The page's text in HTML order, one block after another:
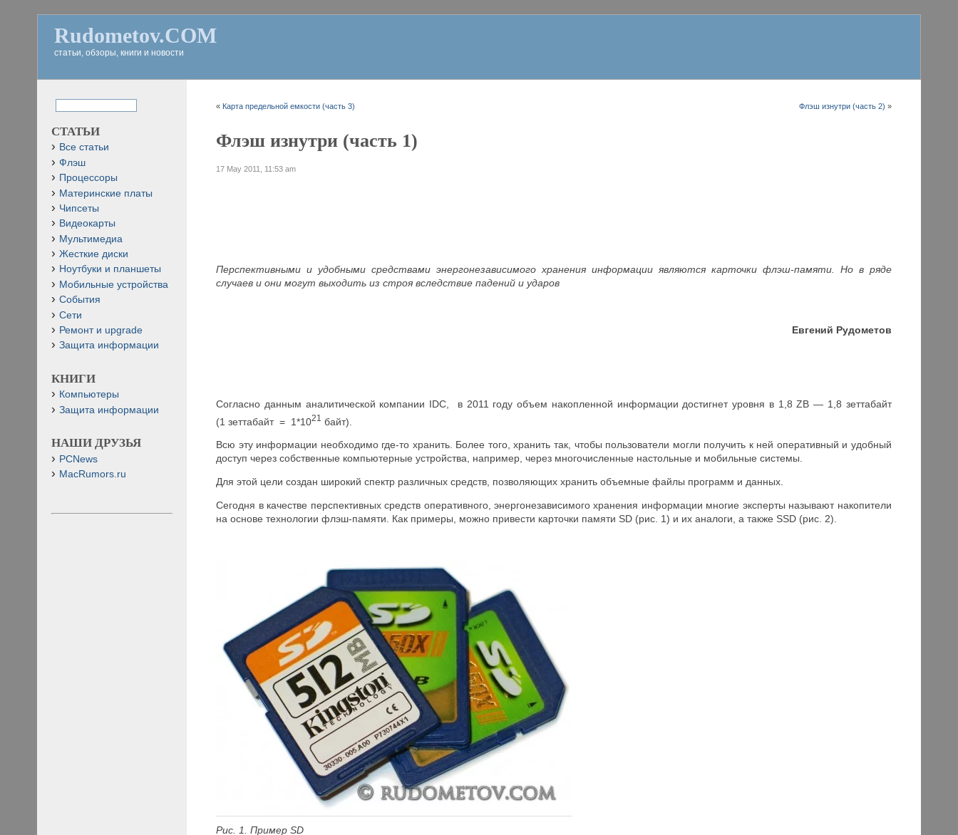
Rudometov.COM
статьи, обзоры, книги и новости
« Карта предельной емкости (часть 3) Флэш изнутри (часть 2) »
Флэш изнутри (часть 1)
17 May 2011, 11:53 am
Перспективными и удобными средствами энергонезависимого хранения информации являются карточки флэш-памяти. Но в ряде
случаев и они могут выходить из строя вследствие падений и ударов
Евгений Рудометов
Согласно данным аналитической компании IDC, в 2011 году объем накопленной информации достигнет уровня в 1,8 ZB — 1,8 зеттабайт
(1 зеттабайт = 1*1021 байт).
Всю эту информации необходимо где-то хранить. Более того, хранить так, чтобы пользователи могли получить к ней оперативный и удобный
доступ через собственные компьютерные устройства, например, через многочисленные настольные и мобильные системы.
Для этой цели создан широкий спектр различных средств, позволяющих хранить объемные файлы программ и данных.
Сегодня в качестве перспективных средств оперативного, энергонезависимого хранения информации многие эксперты называют накопители
на основе технологии флэш-памяти. Как примеры, можно привести карточки памяти SD (рис. 1) и их аналоги, а также SSD (рис. 2).
Рис. 1. Пример SD
СТАТЬИ
Все статьи
Флэш
Процессоры
Материнские платы
Чипсеты
Видеокарты
Мультимедиа
Жесткие диски
Ноутбуки и планшеты
Мобильные устройства
События
Сети
Ремонт и upgrade
Защита информации
КНИГИ
Компьютеры
Защита информации
НАШИ ДРУЗЬЯ
PCNews
MacRumors.ru